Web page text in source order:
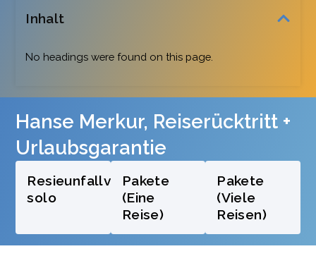
Inhalt
No headings were found on this page.
Hanse Merkur, Reise­rück­tritt +
Urlaubs­ga­rantie
Resieunfallversicherung
solo
Pakete
(Eine
Reise)
Pakete
(Viele
Reisen)